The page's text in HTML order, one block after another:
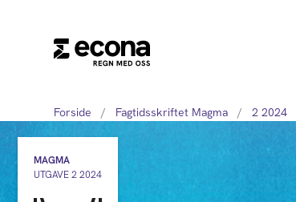
Forside / Fagtidsskriftet Magma / 2 2024
MAGMA
UTGAVE 2 2024